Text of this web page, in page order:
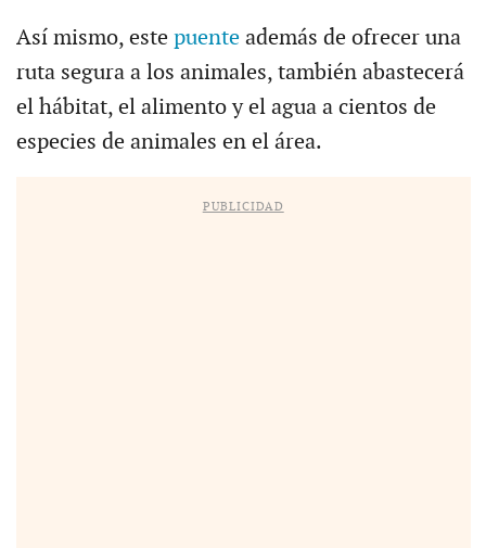
Así mismo, este puenteademás de ofrecer una
ruta segura a los animales, también abastecerá
el hábitat, el alimento y el agua a cientos de
especies de animales en el área.
PUBLICIDAD